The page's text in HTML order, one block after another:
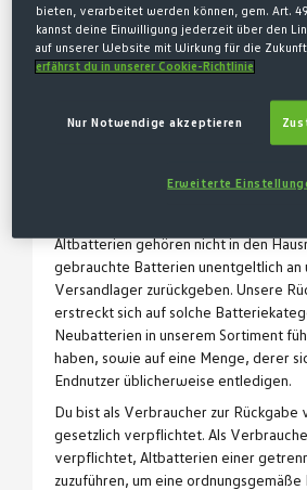
Altbatterien gehören nicht in den
gebrauchte Batterien unentgeltlich an
Versandlager zurückgeben. Du bist als
Schadstoffhaltige Batterien sind mit
bestehend aus einer
Einstufung als schadstoffhaltig
Altbatterien gehören nicht in den
gebrauchte Batterien unentgeltlich an
Versandlager zurückgeben. Unsere
erstreckt sich auf solche
Neubatterien in unserem Sortiment
haben, sowie auf eine Menge, derer
Endnutzer üblicherweise entledigen.
Du bist als Verbraucher zur Rückgabe
gesetzlich verpflichtet. Als
verpflichtet, Altbatterien einer
zuzuführen, um eine ordnungsgemäße
bieten, verarbeitet werden können, gem. Art. 49
kannst deine Einwilligung jederzeit über den
auf unserer Website mit Wirkung für die
erfährst du in unserer Cookie-Richtlinie
Nur Notwendige akzeptieren
Erweiterte